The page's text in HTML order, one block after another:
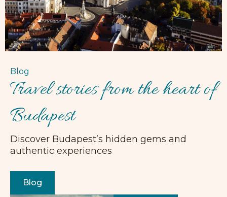
Blog
Travel stories from the heart of
Budapest
Discover Budapest’s hidden gems and
authentic experiences
Blog